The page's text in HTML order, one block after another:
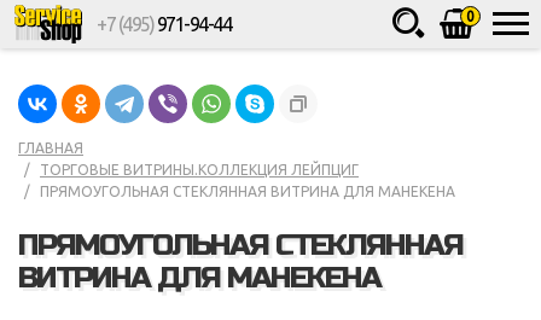
0
+7 (495)971-94-44
ГЛАВНАЯ
ТОРГОВЫЕ ВИТРИНЫ.КОЛЛЕКЦИЯ ЛЕЙПЦИГ
ПРЯМОУГОЛЬНАЯ СТЕКЛЯННАЯ ВИТРИНА ДЛЯ МАНЕКЕНА
ПРЯМОУГОЛЬНАЯ СТЕКЛЯННАЯ
ВИТРИНА ДЛЯ МАНЕКЕНА